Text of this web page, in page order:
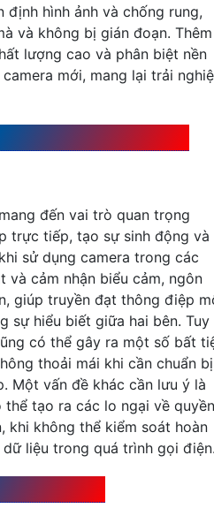
hình ảnh và chống rung,
và không bị gián đoạn. Thêm
lượng cao và phân biệt nền
mới, mang lại trải
đến vai trò quan trọng
trực tiếp, tạo sự sinh động và
sử dụng camera trong các
và cảm nhận biểu cảm, ngôn
giúp truyền đạt thông điệp
sự hiểu biết giữa hai bên. Tuy
có thể gây ra một số bất
thoải mái khi cần chuẩn bị
Một vấn đề khác cần lưu ý là
tạo ra các lo ngại về quyền
khi không thể kiểm soát hoàn
liệu trong quá trình gọi